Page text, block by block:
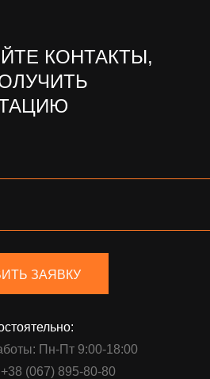
КОНТАКТЫ,
ЗАЯВКУ
Пн-Пт 9:00-18:00
(067) 895-80-80